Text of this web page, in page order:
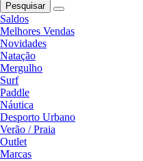
Pesquisar
Saldos
Melhores Vendas
Novidades
Natação
Mergulho
Surf
Paddle
Náutica
Desporto Urbano
Verão / Praia
Outlet
Marcas